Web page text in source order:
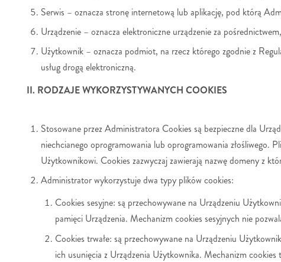
Serwis – oznacza stronę internetową lub aplikację, pod którą
Urządzenie – oznacza elektroniczne urządzenie za
Użytkownik – oznacza podmiot, na rzecz którego zgodnie z
usług drogą elektroniczną.
II. RODZAJE WYKORZYSTYWANYCH COOKIES
Stosowane przez Administratora Cookies są bezpieczne dla
niechcianego oprogramowania lub oprogramowania złośliwego.
Użytkownikowi. Cookies zazwyczaj zawierają nazwę domeny z
Administrator wykorzystuje dwa typy plików cookies:
Cookies sesyjne: są przechowywane na Urządzeniu
pamięci Urządzenia. Mechanizm cookies sesyjnych nie
Cookies trwałe: są przechowywane na Urządzeniu
ich usunięcia z Urządzenia Użytkownika. Mechanizm